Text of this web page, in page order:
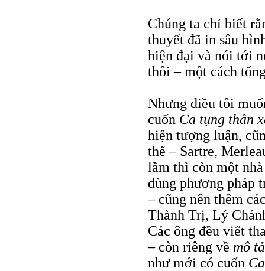
Chúng ta chỉ biết
thuyết đã in sâu
hiện đại và nói tới
thôi – một cách
Nhưng điều tôi
cuốn Ca tụng thân
hiện tượng luận,
thế – Sartre,
lầm thì còn một
dùng phương pháp
– cũng nên thêm
Thành Trị, Lý
Các ông đều viết
– còn riêng về mô
như mới có cuốn